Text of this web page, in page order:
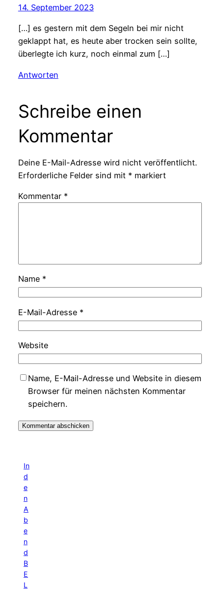
14. September 2023
[…] es gestern mit dem Segeln bei mir nicht
geklappt hat, es heute aber trocken sein sollte,
überlegte ich kurz, noch einmal zum […]
Antworten
Schreibe einen
Kommentar
Deine E-Mail-Adresse wird nicht veröffentlicht.
Erforderliche Felder sind mit * markiert
Kommentar *
Name *
E-Mail-Adresse *
Website
Name, E-Mail-Adresse und Website in diesem
Browser für meinen nächsten Kommentar
speichern.
In
d
e
n
A
b
e
n
d
B
E
L